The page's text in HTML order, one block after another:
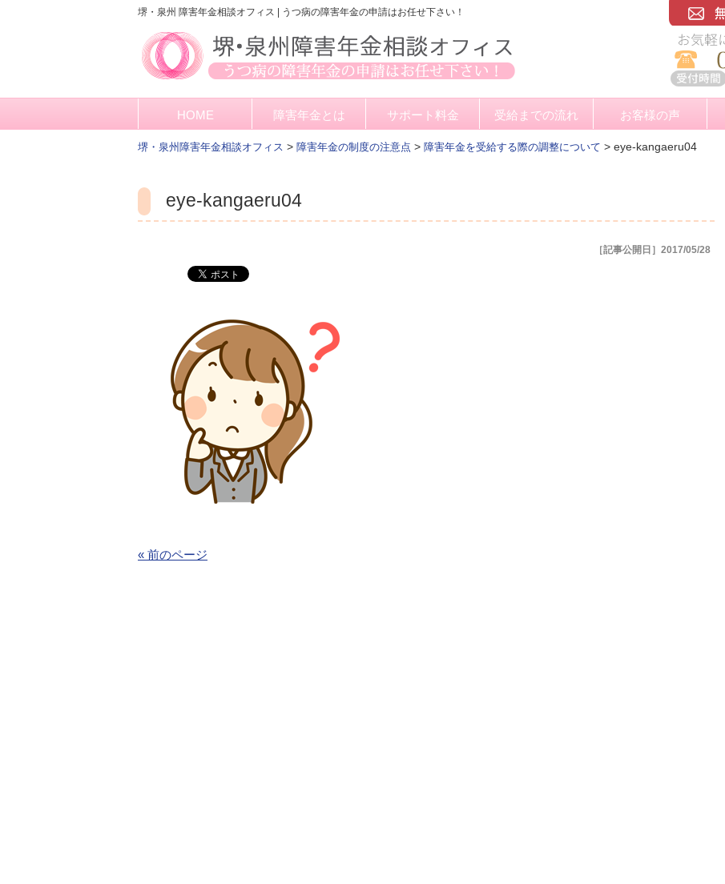
堺・泉州 障害年金相談オフィス | うつ病の障害年金の申請はお任せ下さい！
HOME 障害年金とは サポート料金 受給までの流れ お客様の声
堺・泉州障害年金相談オフィス > 障害年金の制度の注意点 > 障害年金を受給する際の調整について > eye-kangaeru04
eye-kangaeru04
［記事公開日］2017/05/28
« 前のページ